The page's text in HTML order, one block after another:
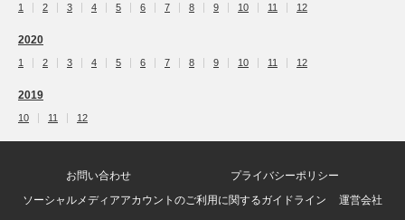
1 2 3 4 5 6 7 8 9 10 11 12
2020
1 2 3 4 5 6 7 8 9 10 11 12
2019
10 11 12
お問い合わせ
プライバシーポリシー
ソーシャルメディアアカウントのご利用に関するガイドライン
運営会社